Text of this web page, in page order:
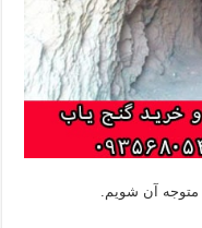
متوجه آن شویم.